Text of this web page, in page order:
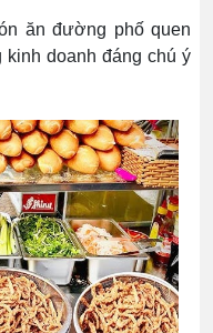
ăn đường phố quen
kinh doanh đáng chú ý